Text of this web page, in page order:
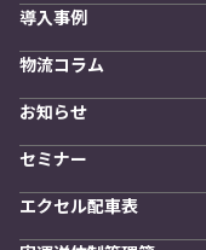
LYNA DXプラットフォーム
発着管理オプション
訪問計画
物流拠点最適化
開発者向けサービス
導入事例
導入をご検討の方へ
物流コラム
お知らせ
セミナー
エクセル配車表